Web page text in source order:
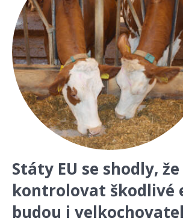
Státy EU se shodly, že
kontrolovat škodlivé
budou i